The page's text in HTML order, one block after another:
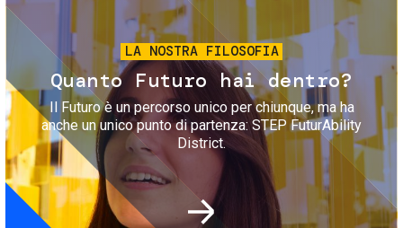
LA NOSTRA FILOSOFIA
Quanto Futuro hai dentro?
Il Futuro è un percorso unico per chiunque, ma ha
anche un unico punto di partenza: STEP FuturAbility
District.